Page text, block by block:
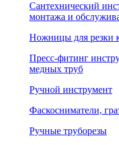
Сантехнический
монтажа и
Ножницы для резки
Пресс-фитинг
медных труб
Ручной инструмент
Фаскосниматели,
Ручные труборезы